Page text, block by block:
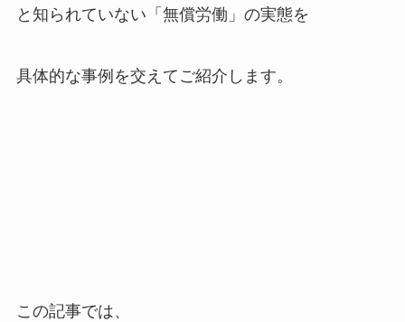
と知られていない「無償労働」の実態を
具体的な事例を交えてご紹介します。
この記事では、